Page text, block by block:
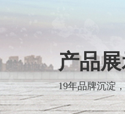
产品
19年品牌沉淀